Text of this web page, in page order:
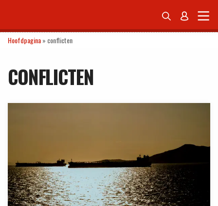
 
Hoofdpagina» conflicten
CONFLICTEN